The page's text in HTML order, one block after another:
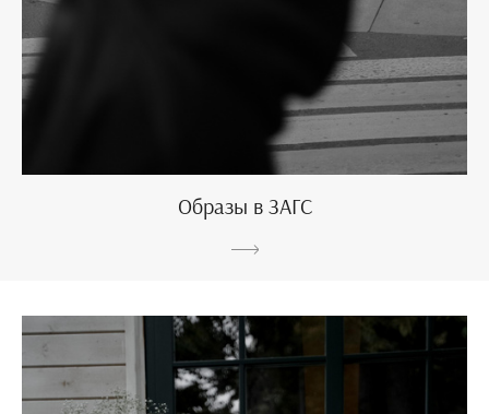
Образы в ЗАГС